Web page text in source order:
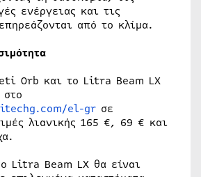
ενέργειας και τις
από το κλίμα.
Orb και το Litra Beam LX
στο
el-gr σε
λιανικής 165 €, 69 € και
Litra Beam LX θα είναι